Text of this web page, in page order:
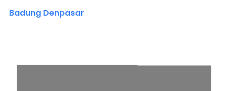
Badung Denpasar